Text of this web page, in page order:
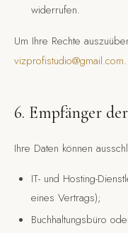
widerrufen.
Um Ihre Rechte
vizprofistudio@gmail.com
6. Empfänger
Ihre Daten können
IT- und Hosting-
eines Vertrags);
Buchhaltungsbüro